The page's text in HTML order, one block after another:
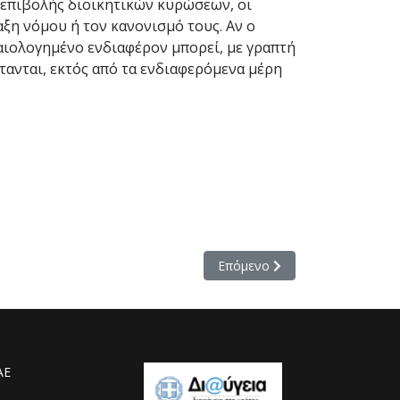
διοικητικών κυρώσεων, οι
νόμου ή τον κανονισμό τους. Αν ο
ενδιαφέρον μπορεί, με γραπτή
εκτός από τα ενδιαφερόμενα μέρη
Επόμενο άρθρο: Ανακοίνωση
Επόμενο